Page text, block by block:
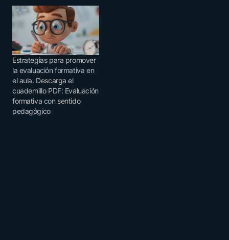
Estrategias para promover
la evaluación formativa en
el aula. Descarga el
cuadernillo PDF: Evaluación
formativa con sentido
pedagógico